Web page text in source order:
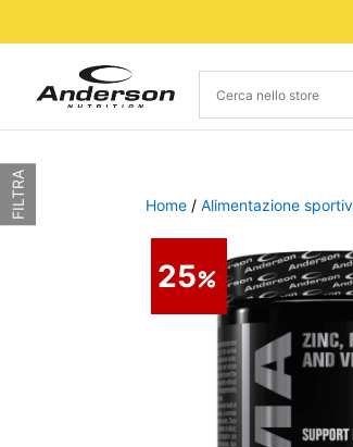
Home /Alimentazione
25
FILTRA